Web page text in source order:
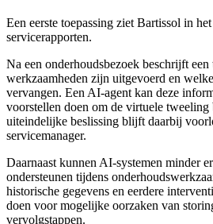
Een eerste toepassing ziet Bartissol in
servicerapporten.
Na een onderhoudsbezoek beschrijft
werkzaamheden zijn uitgevoerd en
vervangen. Een AI-agent kan deze
voorstellen doen om de virtuele
uiteindelijke beslissing blijft daarbij
servicemanager.
Daarnaast kunnen AI-systemen minder
ondersteunen tijdens
historische gegevens en eerdere
doen voor mogelijke oorzaken van
vervolgstappen.